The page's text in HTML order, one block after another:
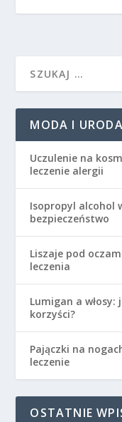
MODA I URODA
Uczulenie na
leczenie alergii
Isopropyl alcohol
bezpieczeństwo
Liszaje pod
leczenia
Lumigan a włosy:
korzyści?
Pajączki na
leczenie
OSTATNIE